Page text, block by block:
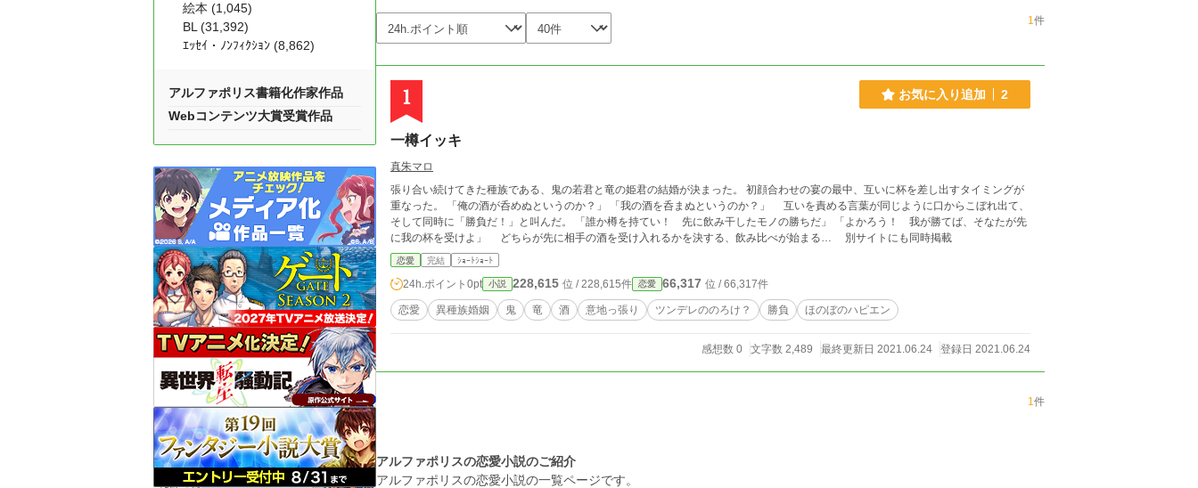
1件
1 お気に入り追加 2
一樽イッキ
真朱マロ
張り合い続けてきた種族である、鬼の若君と竜の姫君の結婚が決まった。 初顔合わせの宴の最中、互いに杯を差し出すタイミングが
重なった。 「俺の酒が呑めぬというのか？」 「我の酒を呑まぬというのか？」 互いを責める言葉が同じように口からこぼれ出て、
そして同時に「勝負だ！」と叫んだ。 「誰か樽を持てい！ 先に飲み干したモノの勝ちだ」 「よかろう！ 我が勝てば、そなたが先
恋愛 完結 ｼｮｰﾄｼｮｰﾄ
24h.ポイント 0pt 小説 228,615 位 / 228,615件 恋愛 66,317 位 / 66,317件
恋愛 異種族婚姻 鬼 竜 酒 意地っ張り ツンデレののろけ？ 勝負 ほのぼのハピエン
感想数 0 文字数 2,489 最終更新日 2021.06.24 登録日 2021.06.24
1件
アルファポリスの恋愛小説のご紹介
アルファポリスの恋愛小説の一覧ページです。
絵本 (1,045)
BL (31,392)
ｴｯｾｲ・ﾉﾝﾌｨｸｼｮﾝ (8,862)
アルファポリス書籍化作家作品
Webコンテンツ大賞受賞作品